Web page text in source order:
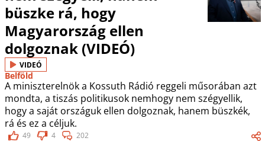
büszke rá, hogy
Magyarország ellen
dolgoznak (VIDEÓ)
VIDEÓ
Belföld
A miniszterelnök a Kossuth Rádió reggeli műsorában azt
mondta, a tiszás politikusok nemhogy nem szégyellik,
hogy a saját országuk ellen dolgoznak, hanem büszkék,
rá és ez a céljuk.
49 4 202